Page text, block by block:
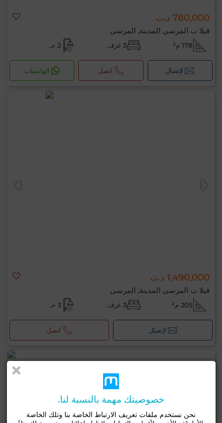
780,000 د.ت
فيلا ب المرسى المدينة, المرسى
178 م² 3 غرف 2 حـ
لإتصال اتصل الواتساب
1,490,000 د.ت
فيلا ب المرسى المدينة, المرسى
205 م² 3 غرف 3 حـ
لإتصال اتصل
خصوصيتك مهمة بالنسبة لنا.
نحن نستخدم ملفات تعريف الارتباط الخاصة بنا وتلك الخاصة